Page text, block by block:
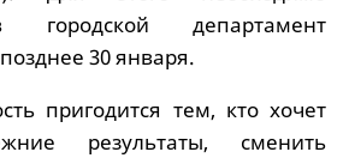
городской департамент
30 января.
пригодится тем, кто хочет
результаты, сменить